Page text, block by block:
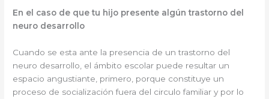
En el caso de que tu hijo presente algún trastorno del
neuro desarrollo
Cuando se esta ante la presencia de un trastorno del
neuro desarrollo, el ámbito escolar puede resultar un
espacio angustiante, primero, porque constituye un
proceso de socialización fuera del circulo familiar y por lo